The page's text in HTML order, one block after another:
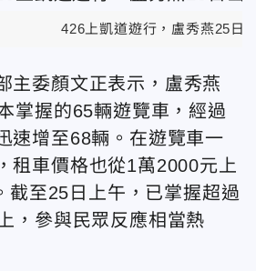
426上凱道遊行，盧秀燕25日
主委顏文正表示，盧秀燕
掌握的65輛遊覽車，經過
速增至68輛。在遊覽車一
租車價格也從1萬2000元上
截至25日上午，已掌握超過
，參與民眾反應相當熱